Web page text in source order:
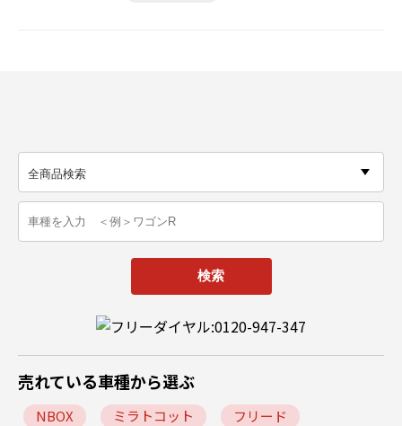
売れている車種から選ぶ
NBOX ミラトコット
フリード